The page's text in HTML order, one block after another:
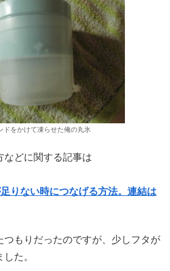
ドをかけて凍らせた俺の丸氷
などに関する記事は
りない時につなげる方法。連結は
つもりだったのですが、少しフタが
た。